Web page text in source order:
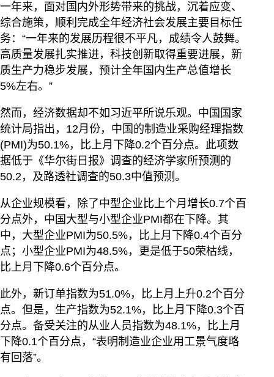
一年来，面对国内外形势带来的挑战，沉着应变、
综合施策，顺利完成全年经济社会发展主要目标任
务：“一年来的发展历程很不平凡，成绩令人鼓舞。
高质量发展扎实推进，科技创新取得重要进展，新
质生产力稳步发展，预计全年国内生产总值增长
5%左右。”
然而，经济数据却不如习近平所说乐观。中国国家
统计局指出，12月份，中国的制造业采购经理指数
(PMI)为50.1%，比上月下降0.2个百分点。此项数
据低于《华尔街日报》调查的经济学家所预测的
50.2，及路透社调查的50.3中值预测。
从企业规模看，除了中型企业比上个月增长0.7个百
分点外，中国大型与小型企业PMI都在下降。其
中，大型企业PMI为50.5%，比上月下降0.4个百分
点；小型企业PMI为48.5%，更是低于50荣枯线，
比上月下降0.6个百分点。
此外，新订单指数为51.0%，比上月上升0.2个百分
点。但是，生产指数为52.1%，比上月下降0.3个百
分点。备受关注的从业人员指数为48.1%，比上月
下降0.1个百分点，“表明制造业企业用工景气度略
有回落”。